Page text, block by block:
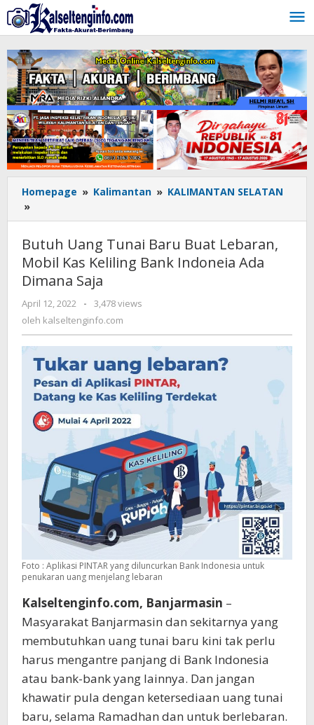
Lewati
ke
konten
Homepage » Kalimantan » KALIMANTAN SELATAN
»
Uang
Tunai
Baru
Buat
Lebaran,
Kas
Keliling
Bank
Ada
Dimana
Saja
Butuh Uang Tunai Baru Buat Lebaran,
Mobil Kas Keliling Bank Indoneia Ada
Dimana Saja
April 12, 2022
oleh
kalseltenginfo.com
-
3,478 views
oleh kalseltenginfo.com
Foto : Aplikasi PINTAR yang diluncurkan Bank Indonesia untuk
penukaran uang menjelang lebaran
Kalseltenginfo.com, Banjarmasin –
Masyarakat Banjarmasin dan sekitarnya yang
membutuhkan uang tunai baru kini tak perlu
harus mengantre panjang di Bank Indonesia
atau bank-bank yang lainnya. Dan jangan
khawatir pula dengan ketersediaan uang tunai
baru, selama Ramadhan dan untuk berlebaran.